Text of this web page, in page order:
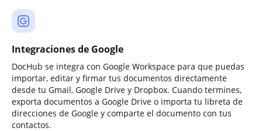
Integraciones de Google
DocHub se integra con Google Workspace para que puedas
importar, editar y firmar tus documentos directamente
desde tu Gmail, Google Drive y Dropbox. Cuando termines,
exporta documentos a Google Drive o importa tu libreta de
direcciones de Google y comparte el documento con tus
contactos.